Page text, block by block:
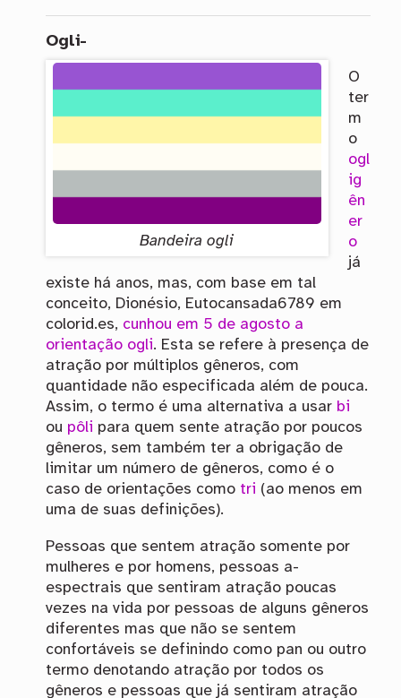
Ogli-
Bandeira ogli
O
ter
m
o
ogl
ig
ên
er
o
já
existe há anos, mas, com base em tal
conceito, Dionésio, Eutocansada6789 em
colorid.es, cunhou em 5 de agosto a
orientação ogli. Esta se refere à presença de
atração por múltiplos gêneros, com
quantidade não especificada além de pouca.
Assim, o termo é uma alternativa a usar bi
ou pôli para quem sente atração por poucos
gêneros, sem também ter a obrigação de
limitar um número de gêneros, como é o
caso de orientações como tri (ao menos em
uma de suas definições).
Pessoas que sentem atração somente por
mulheres e por homens, pessoas a-
espectrais que sentiram atração poucas
vezes na vida por pessoas de alguns gêneros
diferentes mas que não se sentem
confortáveis se definindo como pan ou outro
termo denotando atração por todos os
gêneros e pessoas que já sentiram atração